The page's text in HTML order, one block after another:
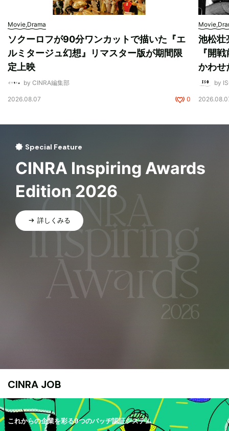
Movie,Drama
ソクーロフが90分ワンカットで描いた『エ
ルミタージュ幻想』リマスター版が期間限
定上映
by CINRA編集部
2026.08.07 0
池松壮
『開
かわせ
by
Special Feature
CINRA Inspiring Awards
Edition 2026
詳しくみる
CINRA JOB
これからの企業を彩る9つのバッヂ認証システム